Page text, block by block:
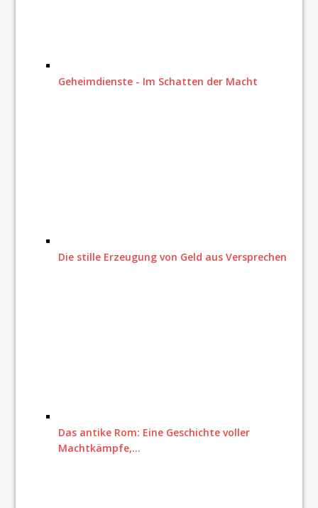
Geheimdienste - Im Schatten der Macht
Die stille Erzeugung von Geld aus Versprechen
Das antike Rom: Eine Geschichte voller
Machtkämpfe,…